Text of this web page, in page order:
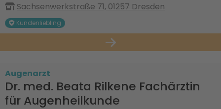
Sachsenwerkstraße 71, 01257 Dresden
Kundenliebling
Augenarzt
Dr. med. Beata Rilkene Fachärztin
für Augenheilkunde